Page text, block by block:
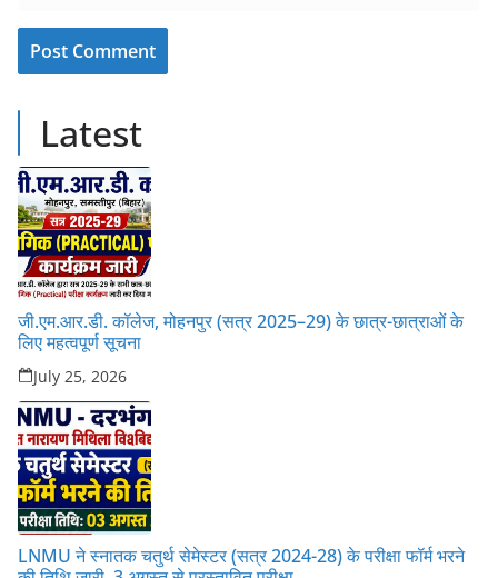
Latest
जी.एम.आर.डी. कॉलेज, मोहनपुर (सत्र 2025–29) के छात्र-छात्राओं के
लिए महत्वपूर्ण सूचना
July 25, 2026
LNMU ने स्नातक चतुर्थ सेमेस्टर (सत्र 2024-28) के परीक्षा फॉर्म भरने